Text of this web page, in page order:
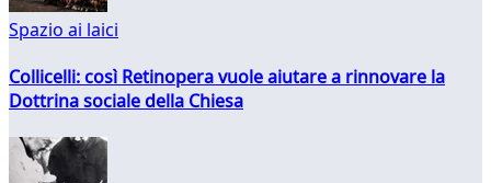
Spazio ai laici
Collicelli: così Retinopera vuole aiutare a rinnovare la
Dottrina sociale della Chiesa